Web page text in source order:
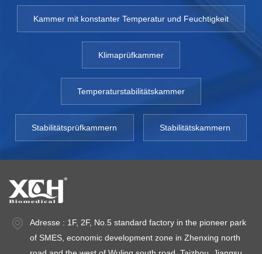
Kammer mit konstanter Temperatur und Feuchtigkeit
Klimaprüfkammer
Temperaturstabilitätskammer
Stabilitätsprüfkammern Stabilitätskammern
Adresse : 1F, 2F, No.5 standard factory in the pioneer park
of SMES, economic development zone in Zhenxing north